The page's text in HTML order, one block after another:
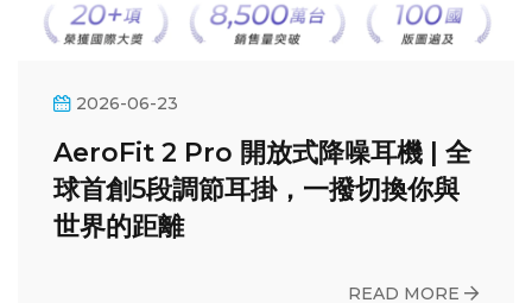
2026-06-23
AeroFit 2 Pro 開放式降噪耳機 | 全
球首創5段調節耳掛，一撥切換你與
世界的距離
READ MORE